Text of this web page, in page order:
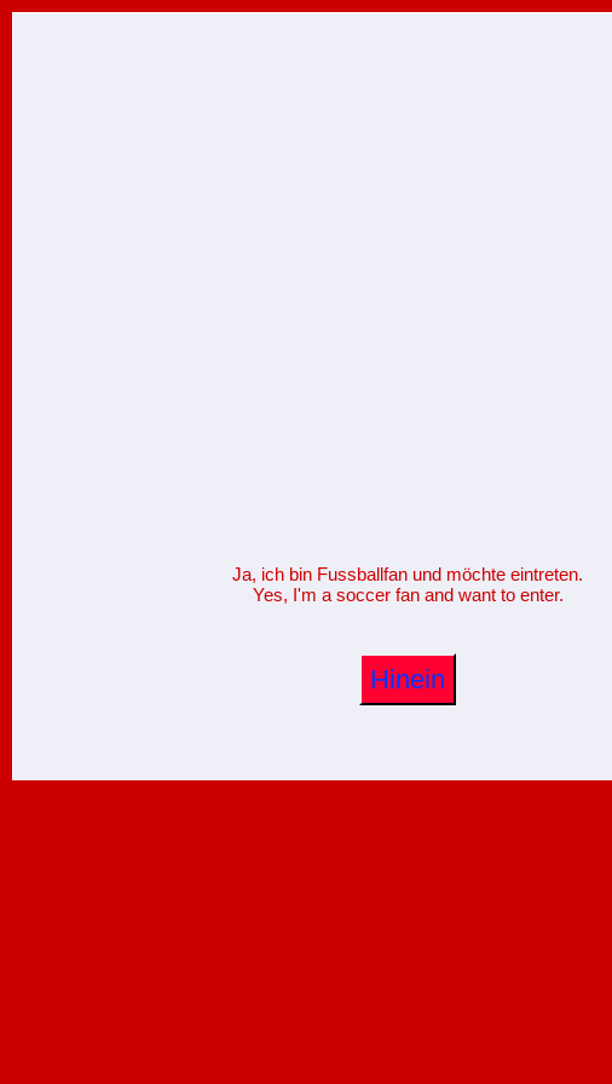
Ja, ich bin Fussballfan und möchte eintreten.
Yes, I'm a soccer fan and want to enter.
Hinein